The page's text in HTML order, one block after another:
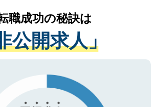
情報の取り扱いについての厳密な
を満たした事業者のみに付与され
イバシーマークを取得済みです。
保持に関してもご安心ください。
て、現在の医療機関の状況や紹介
じえながら、適切なアドバイスを
ただきます。すぐにご転職をされ
は、長期的なサポートが可能です
ずはご登録ください。
職成功の秘訣は
公開求人」